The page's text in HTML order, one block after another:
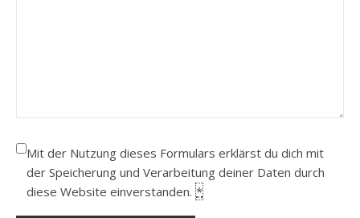
Mit der Nutzung dieses Formulars erklärst du dich mit
der Speicherung und Verarbeitung deiner Daten durch
diese Website einverstanden. *